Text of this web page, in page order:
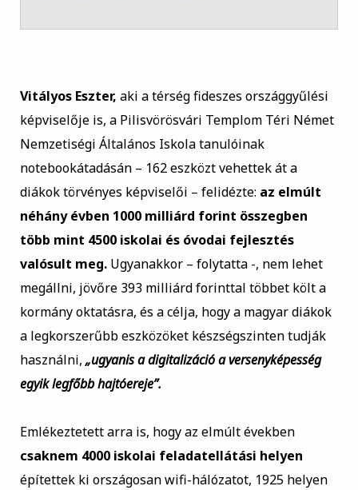
Vitályos Eszter, aki a térség fideszes országgyűlési
képviselője is, a Pilisvörösvári Templom Téri Német
Nemzetiségi Általános Iskola tanulóinak
notebookátadásán – 162 eszközt vehettek át a
diákok törvényes képviselői – felidézte: az elmúlt
néhány évben 1000 milliárd forint összegben
több mint 4500 iskolai és óvodai fejlesztés
valósult meg.Ugyanakkor – folytatta -, nem lehet
megállni, jövőre 393 milliárd forinttal többet költ a
kormány oktatásra, és a célja, hogy a magyar diákok
a legkorszerűbb eszközöket készségszinten tudják
használni,„ugyanis a digitalizáció a versenyképesség
egyik legfőbb hajtóereje”.
Emlékeztetett arra is, hogy az elmúlt években
csaknem 4000 iskolai feladatellátási helyen
építettek ki országosan wifi-hálózatot, 1925 helyen